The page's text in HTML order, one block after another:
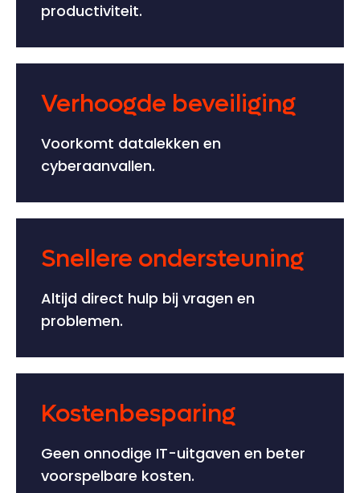
productiviteit.
Verhoogde beveiliging
Voorkomt datalekken en
cyberaanvallen.
Snellere ondersteuning
Altijd direct hulp bij vragen en
problemen.
Kostenbesparing
Geen onnodige IT-uitgaven en beter
voorspelbare kosten.